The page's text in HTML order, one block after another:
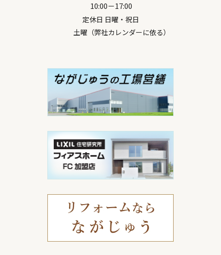
10:00－17:00
定休日 日曜・祝日
土曜（弊社カレンダーに依る）